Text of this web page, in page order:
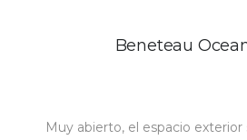
Beneteau
Muy abierto, el espacio exterior